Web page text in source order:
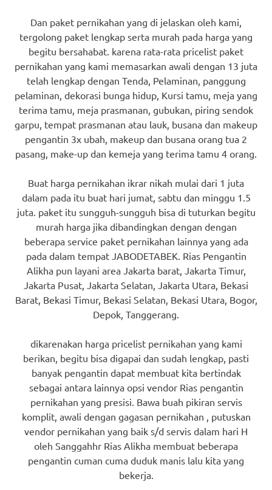
Dan paket pernikahan yang di jelaskan oleh kami,
tergolong paket lengkap serta murah pada harga yang
begitu bersahabat. karena rata-rata pricelist paket
pernikahan yang kami memasarkan awali dengan 13 juta
telah lengkap dengan Tenda, Pelaminan, panggung
pelaminan, dekorasi bunga hidup, Kursi tamu, meja yang
terima tamu, meja prasmanan, gubukan, piring sendok
garpu, tempat prasmanan atau lauk, busana dan makeup
pengantin 3x ubah, makeup dan busana orang tua 2
pasang, make-up dan kemeja yang terima tamu 4 orang.
Buat harga pernikahan ikrar nikah mulai dari 1 juta
dalam pada itu buat hari jumat, sabtu dan minggu 1.5
juta. paket itu sungguh-sungguh bisa di tuturkan begitu
murah harga jika dibandingkan dengan dengan
beberapa service paket pernikahan lainnya yang ada
pada dalam tempat JABODETABEK. Rias Pengantin
Alikha pun layani area Jakarta barat, Jakarta Timur,
Jakarta Pusat, Jakarta Selatan, Jakarta Utara, Bekasi
Barat, Bekasi Timur, Bekasi Selatan, Bekasi Utara, Bogor,
Depok, Tanggerang.
dikarenakan harga pricelist pernikahan yang kami
berikan, begitu bisa digapai dan sudah lengkap, pasti
banyak pengantin dapat membuat kita bertindak
sebagai antara lainnya opsi vendor Rias pengantin
pernikahan yang presisi. Bawa buah pikiran servis
komplit, awali dengan gagasan pernikahan , putuskan
vendor pernikahan yang baik s/d servis dalam hari H
oleh Sanggahhr Rias Alikha membuat beberapa
pengantin cuman cuma duduk manis lalu kita yang
bekerja.